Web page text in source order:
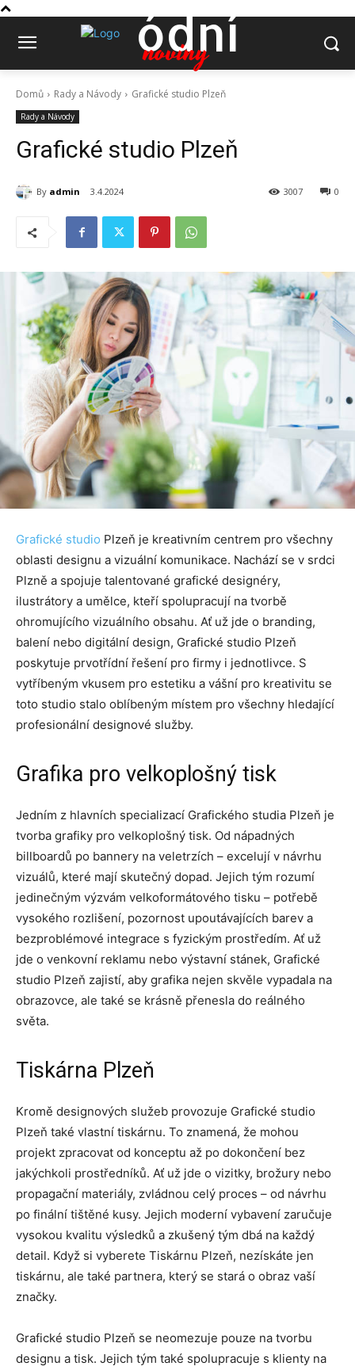
ódní
noviny
Domů Rady a Návody Grafické studio Plzeň
Rady a Návody
Grafické studio Plzeň
By admin 3.4.2024 0
3007
Grafické studio Plzeň je kreativním centrem pro všechny
oblasti designu a vizuální komunikace. Nachází se v srdci
Plzně a spojuje talentované grafické designéry,
ilustrátory a umělce, kteří spolupracují na tvorbě
ohromujícího vizuálního obsahu. Ať už jde o branding,
balení nebo digitální design, Grafické studio Plzeň
poskytuje prvotřídní řešení pro firmy i jednotlivce. S
vytříbeným vkusem pro estetiku a vášní pro kreativitu se
toto studio stalo oblíbeným místem pro všechny hledající
profesionální designové služby.
Grafika pro velkoplošný tisk
Jedním z hlavních specializací Grafického studia Plzeň je
tvorba grafiky pro velkoplošný tisk. Od nápadných
billboardů po bannery na veletrzích – excelují v návrhu
vizuálů, které mají skutečný dopad. Jejich tým rozumí
jedinečným výzvám velkoformátového tisku – potřebě
vysokého rozlišení, pozornost upoutávajících barev a
bezproblémové integrace s fyzickým prostředím. Ať už
jde o venkovní reklamu nebo výstavní stánek, Grafické
studio Plzeň zajistí, aby grafika nejen skvěle vypadala na
obrazovce, ale také se krásně přenesla do reálného
světa.
Tiskárna Plzeň
Kromě designových služeb provozuje Grafické studio
Plzeň také vlastní tiskárnu. To znamená, že mohou
projekt zpracovat od konceptu až po dokončení bez
jakýchkoli prostředníků. Ať už jde o vizitky, brožury nebo
propagační materiály, zvládnou celý proces – od návrhu
po finální tištěné kusy. Jejich moderní vybavení zaručuje
vysokou kvalitu výsledků a zkušený tým dbá na každý
detail. Když si vyberete Tiskárnu Plzeň, nezískáte jen
tiskárnu, ale také partnera, který se stará o obraz vaší
značky.
Grafické studio Plzeň se neomezuje pouze na tvorbu
designu a tisk. Jejich tým také spolupracuje s klienty na